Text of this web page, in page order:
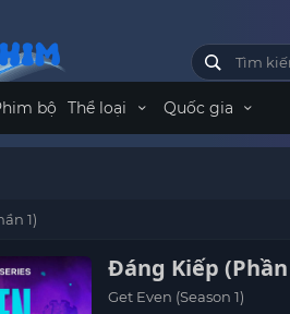
bộ Thể loại Quốc gia
1)
Đáng Kiếp (Phần
Get Even (Season 1)